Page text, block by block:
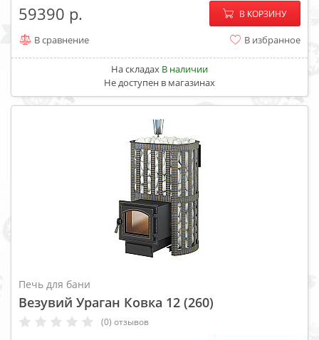
59390 − +
В КОРЗИНУ
В сравнение В избранное
На складах В наличии
Не доступен в магазинах
Печь для бани
Везувий Ураган Ковка 12 (260)
(0) отзывов